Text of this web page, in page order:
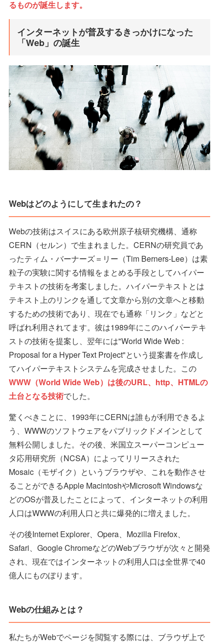
るものが誕生します。
インターネットが普及するきっかけになった
「Web」の誕生
Webはどのようにして生まれたの？
Webの技術はスイスにある欧州原子核研究機構、通称
CERN（セルン）で生まれました。CERNの研究員であ
ったティム・バーナーズ＝リー（Tim Berners-Lee）は素
粒子の実験に関する情報をまとめる手段としてハイパー
テキストの技術を考案しました。ハイパーテキストとは
テキスト上のリンクを通して文章から別の文章へと移動
するための技術であり、現在でも通称「リンク」などと
呼ばれ利用されてます。彼は1989年にこのハイパーテキ
ストの技術を提案し、翌年には"World Wide Web :
Proposal for a Hyper Text Project"という提案書を作成し
てハイパーテキストシステムを完成させました。この
WWW（World Wide Web）は後のURL、http、HTMLの
土台となる技術でした。
驚くべきことに、1993年にCERNは誰もが利用できるよ
う、WWWのソフトウェアをパブリックドメインとして
無料公開しました。その後、米国立スーパーコンピュー
タ応用研究所（NCSA）によってリリースされた
Mosaic（モザイク）というブラウザや、これを動作させ
ることができるApple MacintoshやMicrosoft Windowsな
どのOSが普及したことによって、インターネットの利用
人口はWWWの利用人口と共に爆発的に増えました。
その後Internet Explorer、Opera、Mozilla Firefox、
Safari、Google ChromeなどのWebブラウザが次々と開発
され、現在ではインターネットの利用人口は全世界で40
億人にものぼります。
Webの仕組みとは？
私たちがWebでページを閲覧する際には、ブラウザ上で